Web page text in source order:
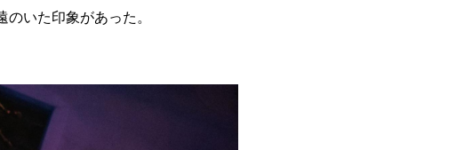
いた印象があった。